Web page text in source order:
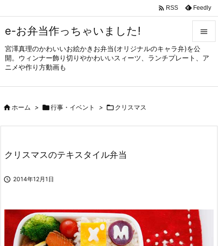
e-お弁当作っちゃいました!
宮澤真理のかわいいお絵かきお弁当(オリジナルのキャラ弁)を公
開。ウィンナー飾り切りやかわいいスィーツ、ランチプレート、ア
ニメや作り方動画も


メニュ
サイド

 RSS Feedly
ホーム > 行事・イベント > クリスマス
クリスマスのテキスタイル弁当
 2014年12月1日